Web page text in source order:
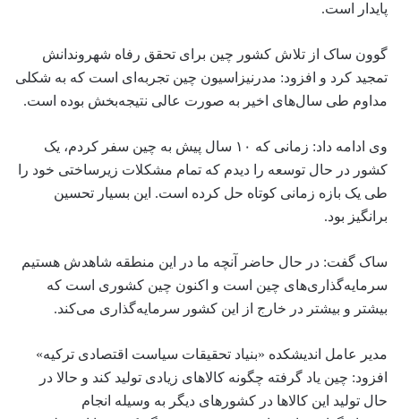
پایدار است.
گوون ساک از تلاش کشور چین برای تحقق رفاه شهروندانش
تمجید کرد و افزود: مدرنیزاسیون چین تجربه‌ای است که به شکلی
مداوم طی سال‌های اخیر به صورت عالی نتیجه‌بخش بوده است.
وی ادامه داد: زمانی که ۱۰ سال پیش به چین سفر کردم، یک
کشور در حال توسعه را دیدم که تمام مشکلات زیرساختی خود را
طی یک بازه زمانی کوتاه حل کرده است. این بسیار تحسین
برانگیز بود.
ساک گفت: در حال حاضر آنچه ما در این منطقه شاهدش هستیم
سرمایه‌گذاری‌های چین است و اکنون چین کشوری است که
بیشتر و بیشتر در خارج از این کشور سرمایه‌گذاری می‌کند.
مدیر عامل اندیشکده «بنیاد تحقیقات سیاست اقتصادی ترکیه»
افزود: چین یاد گرفته چگونه کالاهای زیادی تولید کند و حالا در
حال تولید این کالاها در کشورهای دیگر به وسیله انجام